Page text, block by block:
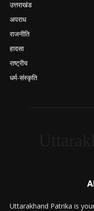
उत्तराखंड
अपराध
राजनीति
हादसा
राष्ट्रीय
धर्म-संस्कृति
Uttarakhand Patrika is